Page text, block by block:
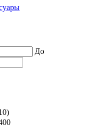
До